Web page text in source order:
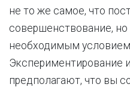
не то же самое, что
совершенствование,
необходимым
Экспериментирование
предполагают, что вы